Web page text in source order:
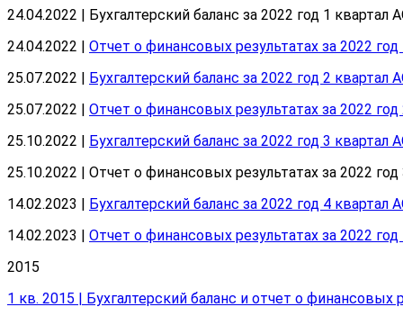
24.04.2022 | Бухгалтерский баланс за 2022 год 1 квартал
24.04.2022 | Отчет о финансовых результатах за 2022 год
25.07.2022 | Бухгалтерский баланс за 2022 год 2 квартал
25.07.2022 | Отчет о финансовых результатах за 2022 год
25.10.2022 | Бухгалтерский баланс за 2022 год 3 квартал
25.10.2022 | Отчет о финансовых результатах за 2022
14.02.2023 | Бухгалтерский баланс за 2022 год 4 квартал
14.02.2023 | Отчет о финансовых результатах за 2022 год
2015
1 кв. 2015 | Бухгалтерский баланс и отчет о финансовых